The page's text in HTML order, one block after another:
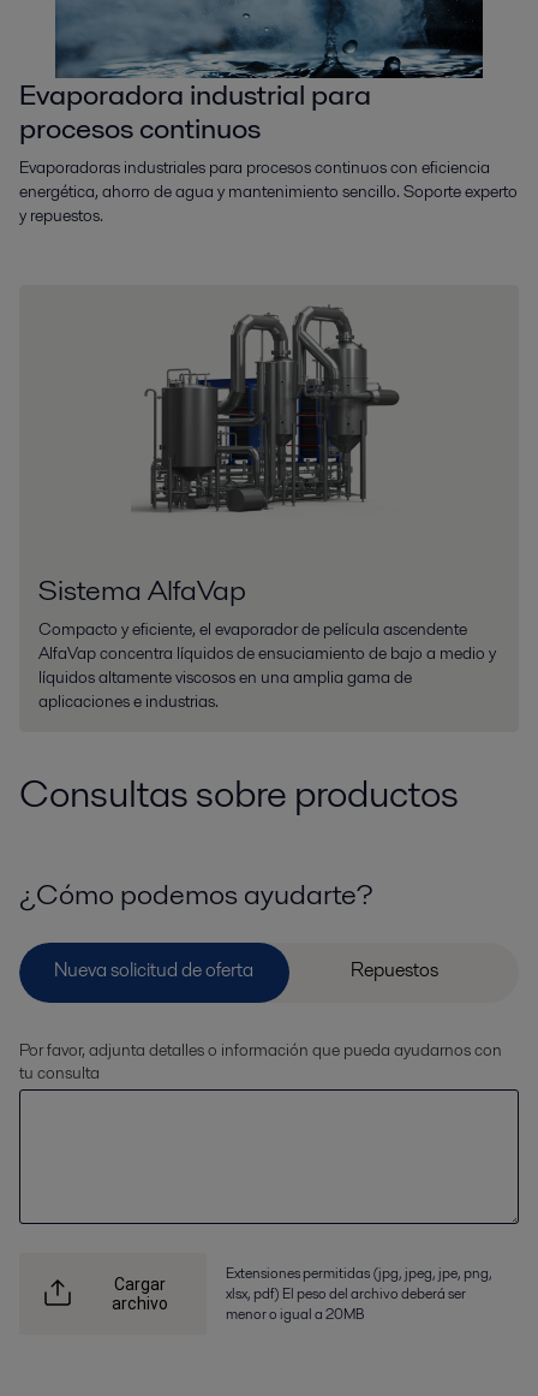
Evaporadora industrial para
procesos continuos
Evaporadoras industriales para procesos continuos con eficiencia
energética, ahorro de agua y mantenimiento sencillo. Soporte experto
y repuestos.
Sistema AlfaVap
Compacto y eficiente, el evaporador de película ascendente
AlfaVap concentra líquidos de ensuciamiento de bajo a medio y
líquidos altamente viscosos en una amplia gama de
aplicaciones e industrias.
Consultas sobre productos
¿Cómo podemos ayudarte?
Por favor, adjunta detalles o información que pueda ayudarnos con
tu consulta
Cargar
archivo
Extensiones permitidas (jpg, jpeg, jpe, png,
xlsx, pdf) El peso del archivo deberá ser
menor o igual a 20MB